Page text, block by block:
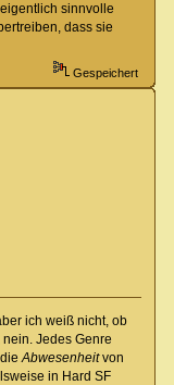
sinnvolle
dass sie
Gespeichert
ich weiß nicht, ob
Jedes Genre
Abwesenheitvon
in Hard SF